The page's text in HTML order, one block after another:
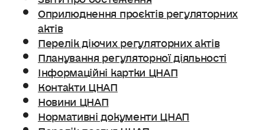
Оприлюднення проєктів регуляторних
актів
Перелік діючих регуляторних актів
Планування регуляторної діяльності
Інформаційні картки ЦНАП
Контакти ЦНАП
Новини ЦНАП
Нормативні документи ЦНАП